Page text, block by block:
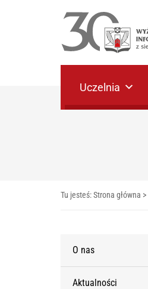
Uczelnia
Tu jesteś:Strona główna >
O nas
Aktualności